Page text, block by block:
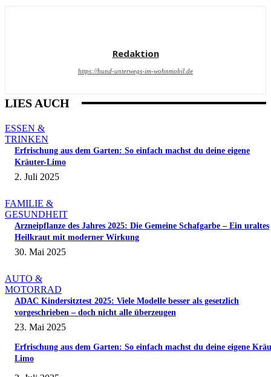
Redaktion
https://hund-unterwegs-im-wohnmobil.de
LIES AUCH
ESSEN &
TRINKEN
Erfrischung aus dem Garten: So einfach machst du deine eigene
Kräuter-Limo
2. Juli 2025
FAMILIE &
GESUNDHEIT
Arzneipflanze des Jahres 2025: Die Gemeine Schafgarbe – Ein uraltes
Heilkraut mit moderner Wirkung
30. Mai 2025
AUTO &
MOTORRAD
ADAC Kindersitztest 2025: Viele Modelle besser als gesetzlich
vorgeschrieben – doch nicht alle überzeugen
23. Mai 2025
Erfrischung aus dem Garten: So einfach machst du deine eigene
Limo